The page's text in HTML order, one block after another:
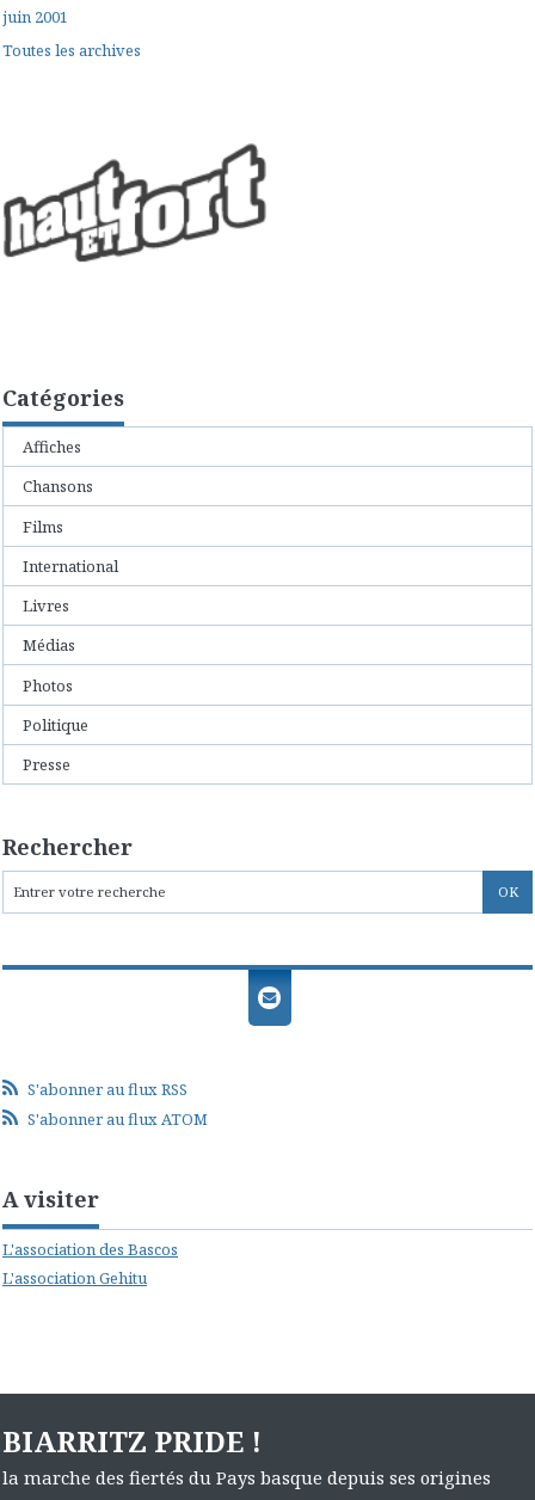
juin 2001
Toutes les archives
Catégories
Affiches
Chansons
Films
International
Livres
Médias
Photos
Politique
Presse
Rechercher
S'abonner au flux RSS
S'abonner au flux ATOM
A visiter
L'association des Bascos
L'association Gehitu
BIARRITZ PRIDE !
la marche des fiertés du Pays basque depuis ses origines